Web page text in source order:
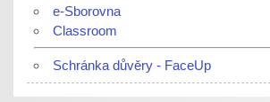
e-Sborovna
Classroom
Schránka důvěry - FaceUp